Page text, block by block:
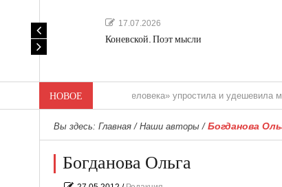
17.07.2026
Коневской. Поэт мысли
НОВОЕ
«Редакция одного человека» упростила и удешевила
Вы здесь: Главная/ Наши авторы/ Богданова
Богданова Ольга